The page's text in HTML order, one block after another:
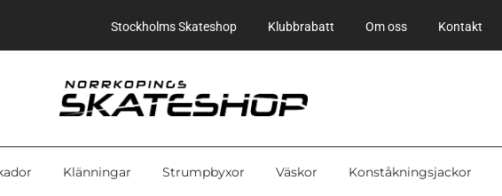
Stockholms Skateshop Klubbrabatt Om oss Kontakt
Klänningar Strumpbyxor Väskor Konståkningsjackor